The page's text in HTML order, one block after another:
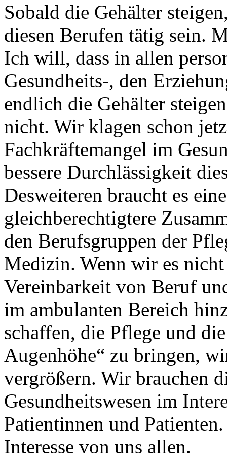
Sobald die Gehälter
diesen Berufen tätig sein.
Ich will, dass in allen
Gesundheits-, den
endlich die Gehälter
nicht. Wir klagen schon
Fachkräftemangel im
bessere Durchlässigkeit
Desweiteren braucht es
gleichberechtigtere
den Berufsgruppen der
Medizin. Wenn wir es nicht
Vereinbarkeit von Beruf
im ambulanten Bereich
schaffen, die Pflege und
Augenhöhe“ zu bringen,
vergrößern. Wir brauchen
Gesundheitswesen im
Patientinnen und
Interesse von uns allen.